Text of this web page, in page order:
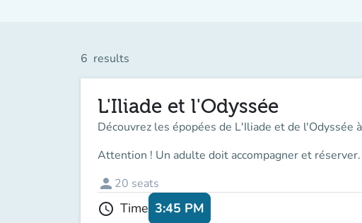
6 results
L'Iliade et l'Odyssée
Découvrez les épopées de L'Iliade et de l'Odyssée
Attention ! Un adulte doit accompagner et réserver.
person 20 seats
schedule Time 3:45 PM